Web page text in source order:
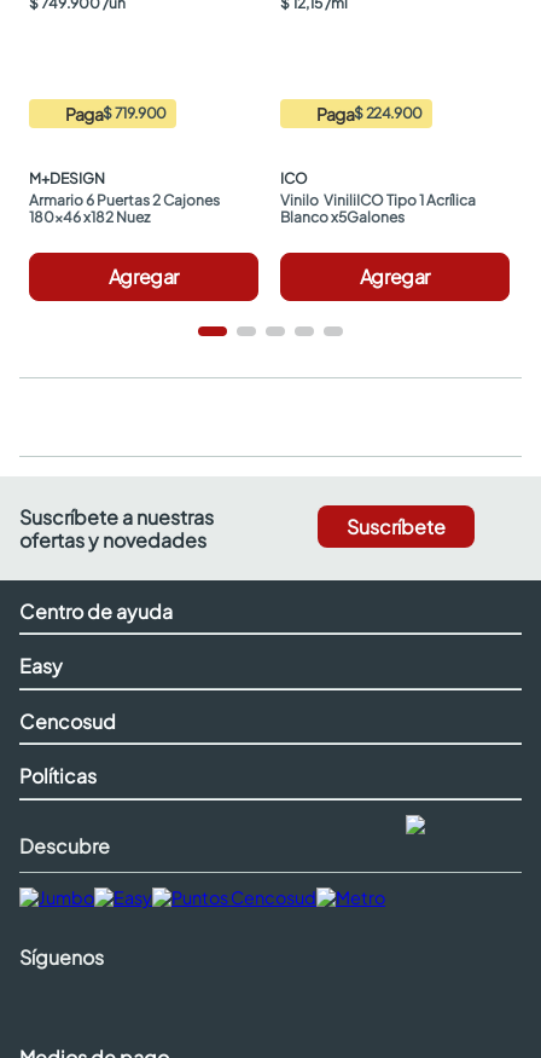
Paga$ 719.900
M+DESIGN
Armario 6 Puertas 2 Cajones
180x46 x182 Nuez
Agregar
Paga$ 224.900
ICO
Vinilo  ViniliICO Tipo 1 Acrílica
Blanco x5Galones
Agregar
Suscríbete a nuestras
ofertas y novedades
Suscríbete
Centro de ayuda
Easy
Cencosud
Políticas
Descubre
Síguenos